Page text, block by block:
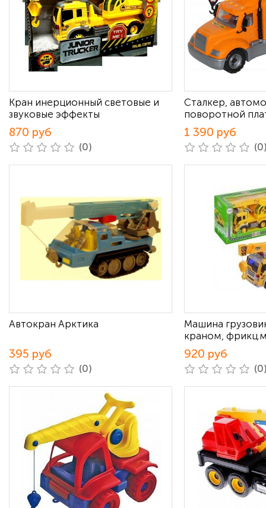
Кран инерционный световые и
звуковые эффекты
870 руб
(0)
Сталкер,
поворотной
1 390 руб
Автокран Арктика
395 руб
(0)
Машина
краном,
920 руб